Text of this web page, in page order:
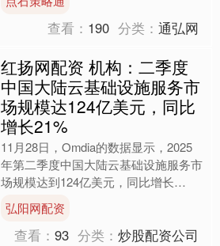
同飞往澳大利亚，目的是....
查看： 190 分类：通弘网
红扬网配资 机构：二季度
中国大陆云基础设施服务市
场规模达124亿美元，同比
增长21%
11月28日，Omdia的数据显示，2025
年第二季度中国大陆云基础设施服务市
场规模达到124亿美元，同比增长
21%，这是自2024年初以来首次重回
20%以上的....
弘阳网配资
查看：93 分类：炒股配资公司